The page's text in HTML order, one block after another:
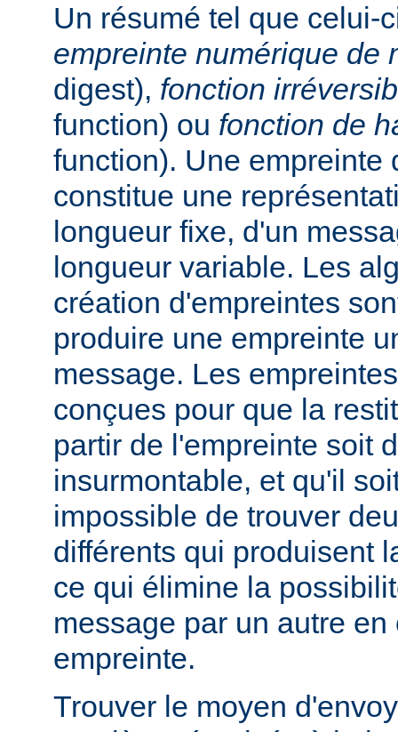
Un résumé tel que celui-
empreinte numérique de
digest), fonction
function) ou fonction de
function). Une empreinte
constitue une
longueur fixe, d'un
longueur variable. Les
création d'empreintes
produire une empreinte
message. Les
conçues pour que la
partir de l'empreinte soit
insurmontable, et qu'il
impossible de trouver
différents qui produisent
ce qui élimine la
message par un autre
empreinte.
Trouver le moyen